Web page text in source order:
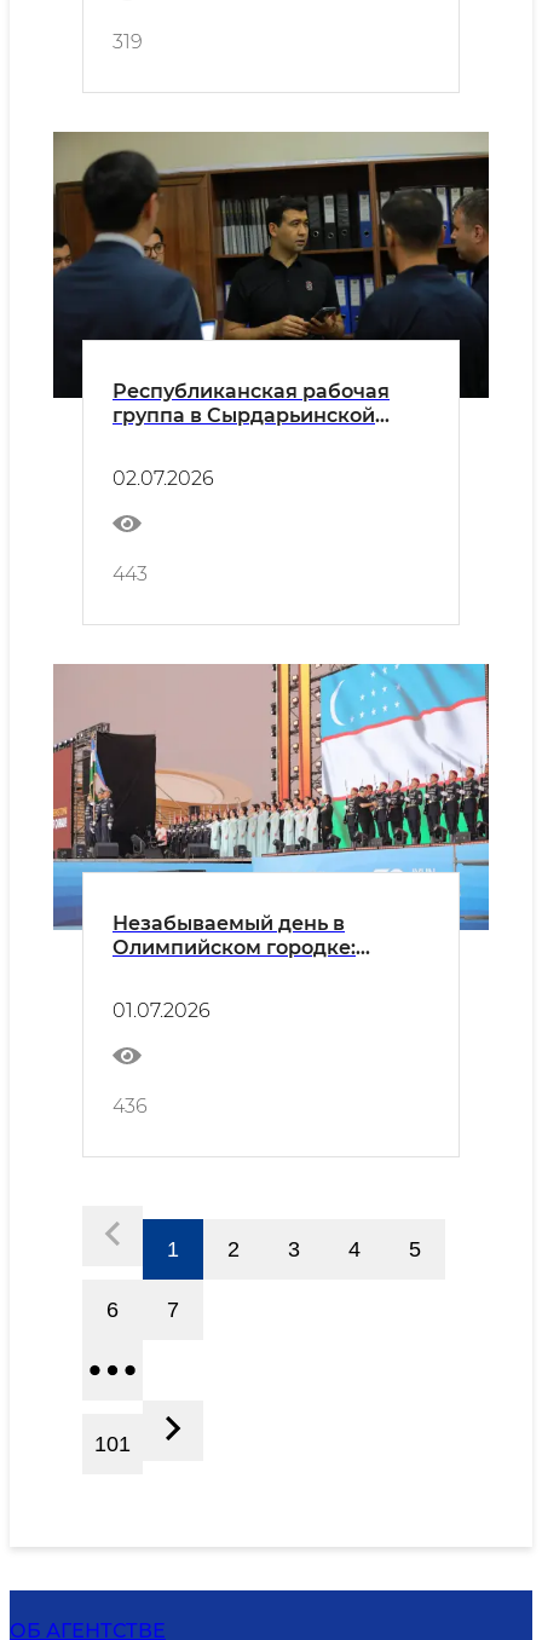
319
Республиканская рабочая
группа в Сырдарьинской
02.07.2026
443
Незабываемый день в
Олимпийском городке:
01.07.2026
436
1 2 3 4 5
6 7
101
ОБ АГЕНТСТВЕ